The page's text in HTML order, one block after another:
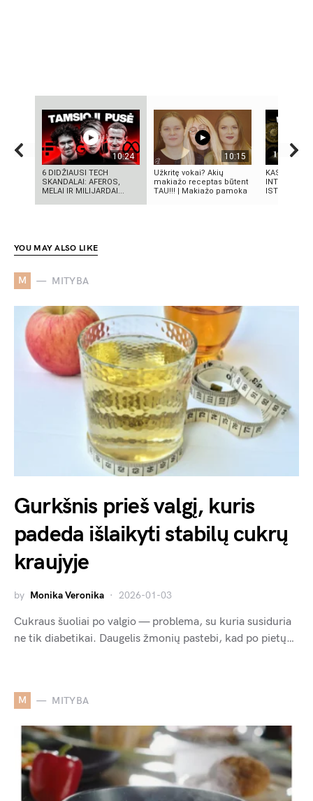
10:24
6 DIDŽIAUSI TECH
SKANDALAI: AFEROS,
MELAI IR MILIJARDAI...
10:15
Užkritę vokai? Akių
makiažo receptas būtent
TAU!!! | Makiažo pamoka
KAS
INTELEKTĄ?
ISTORIJA IR
YOU MAY ALSO LIKE
M MITYBA
Gurkšnis prieš valgį, kuris
padeda išlaikyti stabilų cukrų
kraujyje
by Monika Veronika 2026-01-03
Cukraus šuoliai po valgio — problema, su kuria susiduria
ne tik diabetikai. Daugelis žmonių pastebi, kad po pietų…
M MITYBA